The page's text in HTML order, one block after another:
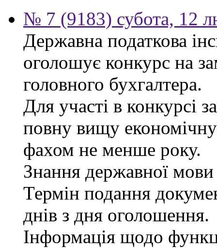
№ 7 (9183) субота, 12
Державна податкова
оголошує конкурс на
головного бухгалтера.
Для участі в конкурсі
повну вищу економічну
фахом не менше року.
Знання державної
Термін подання
днів з дня оголошення.
Інформація щодо